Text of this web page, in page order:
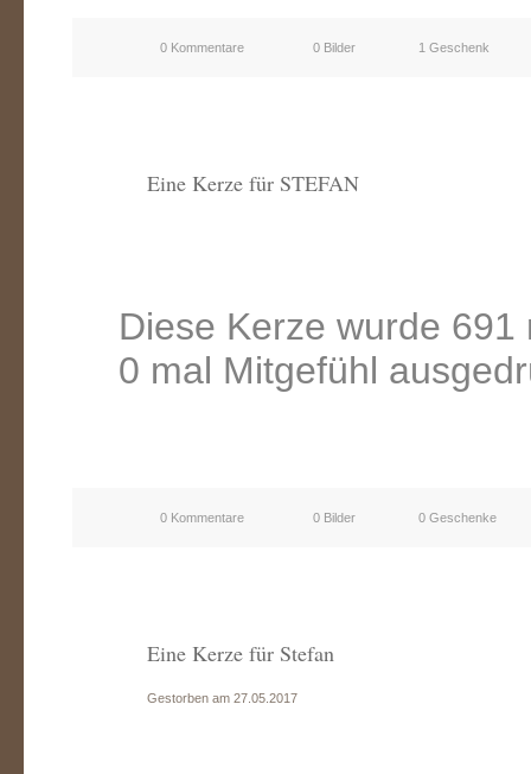
0 Kommentare 0 Bilder 1 Geschenk
Eine Kerze für STEFAN
Diese Kerze wurde
0 mal Mitgefühl
0 Kommentare 0 Bilder 0 Geschenke
Eine Kerze für Stefan
Gestorben am 27.05.2017